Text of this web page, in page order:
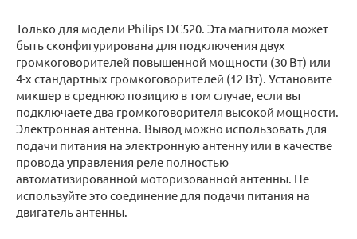
Только для модели Philips DC520. Эта магнитола может
быть сконфигурирована для подключения двух
громкоговорителей повышенной мощности (30 Вт) или
4-х стандартных громкоговорителей (12 Вт). Установите
микшер в среднюю позицию в том случае, если вы
подключаете два громкоговорителя высокой мощности.
Электронная антенна. Вывод можно использовать для
подачи питания на электронную антенну или в качестве
провода управления реле полностью
автоматизированной моторизованной антенны. Не
используйте это соединение для подачи питания на
двигатель антенны.